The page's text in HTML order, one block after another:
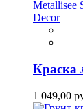
Краска
1 049,00